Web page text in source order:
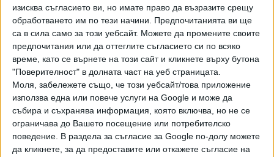
изисква съгласието ви, но имате право да възразите срещу
обработването им по тези начини. Предпочитанията ви ще
са в сила само за този уебсайт. Можете да промените своите
предпочитания или да оттеглите съгласието си по всяко
време, като се върнете на този сайт и кликнете върху бутона
"Поверителност" в долната част на уеб страницата.
Моля, забележете също, че този уебсайт/това приложение
използва една или повече услуги на Google и може да
събира и съхранява информация, която включва, но не се
ограничава до Вашето посещение или потребителско
поведение. В раздела за съгласие за Google по-долу можете
да кликнете, за да предоставите или откажете съгласие на
2019 г. Резултатите от докладването са важни, тъй като
те служат за определяне на нужните мерки за постигане
на благоприятно природозащитно състояние за
видовете и местообитанията, които имат проблеми. На
база на тези резултати се определя и как да се
разпредели съответното финансиране, така че да бъдат
защитени съответните видове и местата, които
обитават, обясняват от "Зелени закони".
За да се постигнат истинските цели на опазването на
природата и целите на Директивата за местообитанията